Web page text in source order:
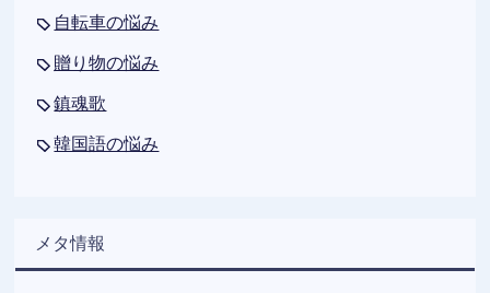
自転車の悩み
贈り物の悩み
鎮魂歌
韓国語の悩み
メタ情報